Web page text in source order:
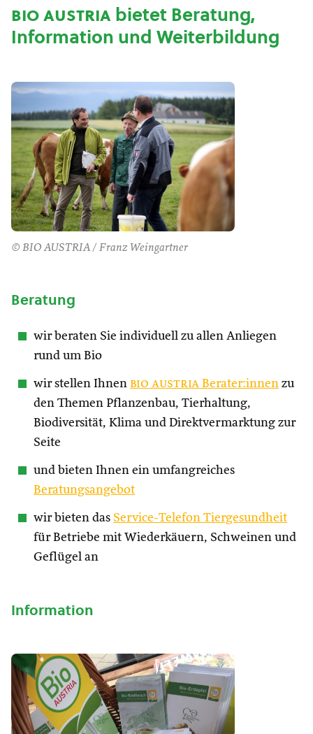
bio austriabietet Beratung,
Information und Weiterbildung
© BIO AUSTRIA / Franz Weingartner
Beratung
wir beraten Sie individuell zu allen Anliegen
rund um Bio
wir stellen Ihnen bio austria Berater:innen zu
den Themen Pflanzenbau, Tierhaltung,
Biodiversität, Klima und Direktvermarktung zur
Seite
und bieten Ihnen ein umfangreiches
Beratungsangebot
wir bieten das Service-Telefon Tiergesundheit
für Betriebe mit Wiederkäuern, Schweinen und
Geflügel an
Information